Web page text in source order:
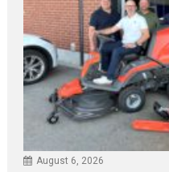
August 6, 2026